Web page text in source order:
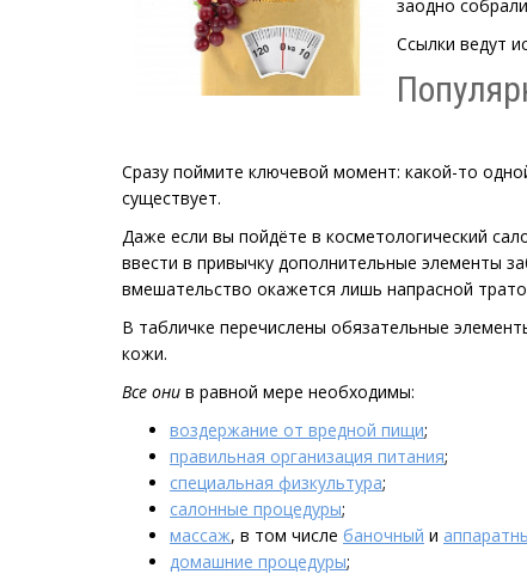
заодно
Ссылки ведут
Сразу поймите ключевой момент: какой-то
существует.
Даже если вы пойдёте в косметологический
ввести в привычку дополнительные элементы
вмешательство окажется лишь напрасной
В табличке перечислены обязательные
кожи.
Все они в равной мере необходимы:
воздержание от вредной пищи;
правильная организация питания;
специальная физкультура;
салонные процедуры;
массаж, в том числе баночный и
домашние процедуры;